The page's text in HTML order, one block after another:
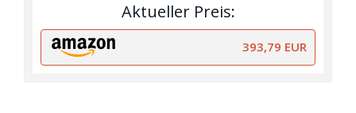
Aktueller Preis:
393,79 EUR